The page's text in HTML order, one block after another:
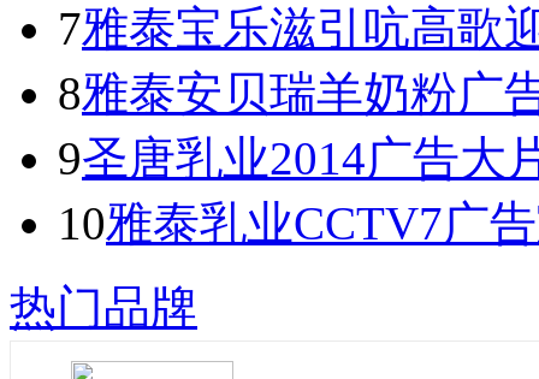
7雅泰宝乐滋引吭高歌
8雅泰安贝瑞羊奶粉广
9圣唐乳业2014广告大
10雅泰乳业CCTV7广
热门品牌